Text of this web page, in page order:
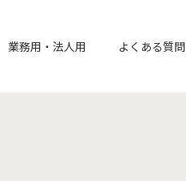
業務用・法人用 よくある質問